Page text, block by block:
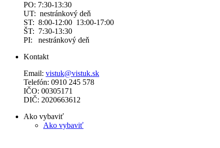
PO: 7:30-13:30
UT: nestránkový deň
ST: 8:00-12:00 13:00-17:00
ŠT: 7:30-13:30
PI: nestránkový deň
Kontakt
Email: vistuk@vistuk.sk
Telefón: 0910 245 578
IČO: 00305171
DIČ: 2020663612
Ako vybaviť
Ako vybaviť